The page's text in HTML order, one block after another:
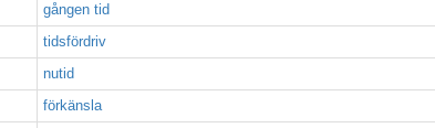
gången tid
tidsfördriv
nutid
förkänsla